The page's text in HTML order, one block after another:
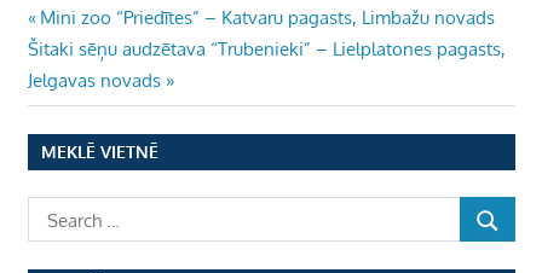
Ziņu
izvēlne
Previous
Post:
Mini zoo “Priedītes” – Katvaru pagasts, Limbažu novads
Next
Post:
Šitaki sēņu audzētava “Trubenieki” – Lielplatones pagasts,
Jelgavas novads
MEKLĒ VIETNĒ